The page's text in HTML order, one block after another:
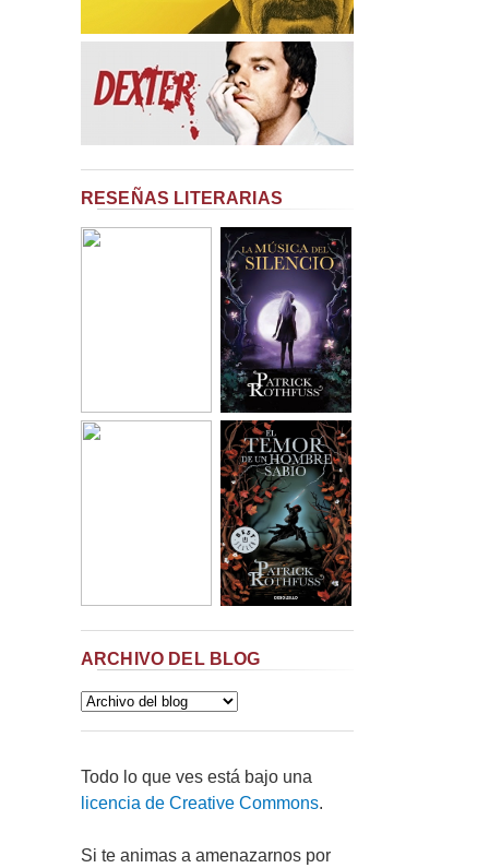
RESEÑAS LITERARIAS
ARCHIVO DEL BLOG
Todo lo que ves está bajo una
licencia de Creative Commons.
Si te animas a amenazarnos por